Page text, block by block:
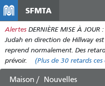
SFMTA
Alertes DERNIÈRE MISE À
Judah en direction de Hillway
reprend normalement. Des
prévoir.
(Plus de 30 retards
Maison
Nouvelles